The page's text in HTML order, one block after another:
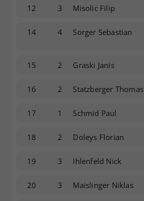
12 3 Misolic Filip
14 4 Sorger Sebastian
15 2 Graski Janis
16 2 Statzberger Thomas
17 1 Schmid Paul
18 2 Doleys Florian
19 3 Ihlenfeld Nick
20 3 Maislinger Niklas